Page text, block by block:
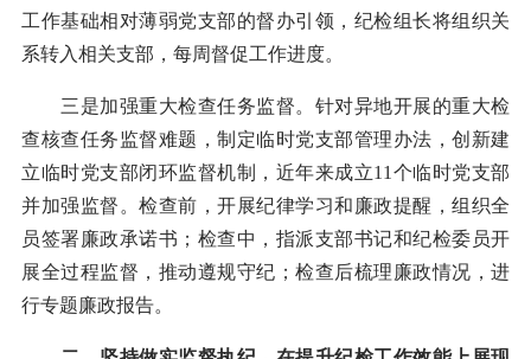
工作基础相对薄弱党支部的督办引领，纪检组长将组织关
系转入相关支部，每周督促工作进度。
三是加强重大检查任务监督。针对异地开展的重大检
查核查任务监督难题，制定临时党支部管理办法，创新建
立临时党支部闭环监督机制，近年来成立11个临时党支部
并加强监督。检查前，开展纪律学习和廉政提醒，组织全
员签署廉政承诺书；检查中，指派支部书记和纪检委员开
展全过程监督，推动遵规守纪；检查后梳理廉政情况，进
行专题廉政报告。